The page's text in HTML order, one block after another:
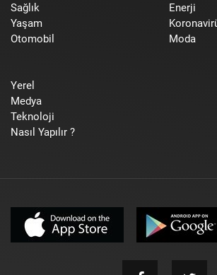
Sağlık
Yaşam
Otomobil
Enerji
Moda
Yerel
Medya
Teknoloji
Nasıl Yapılır ?